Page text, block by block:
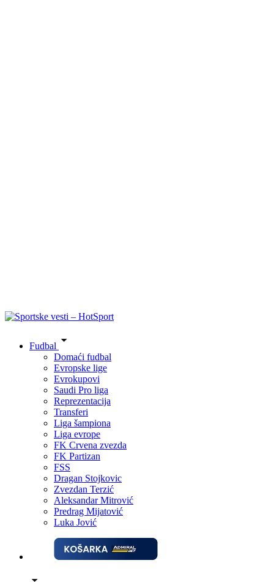
Fudbal
Domaći fudbal
Evropske lige
Evrokupovi
Saudi Pro liga
Reprezentacija
Transferi
Liga šampiona
Liga evrope
FK Crvena zvezda
FK Partizan
FSS
Dragan Stojkovic
Zvezdan Terzić
Aleksandar Mitrović
Predrag Mijatović
Luka Jović